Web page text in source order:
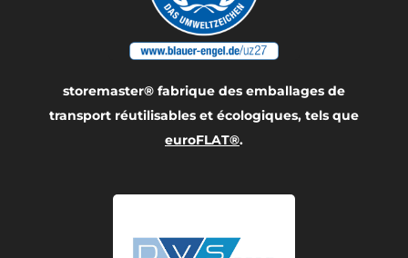
storemaster® fabrique des emballages de
transport réutilisables et écologiques, tels que
euroFLAT®.